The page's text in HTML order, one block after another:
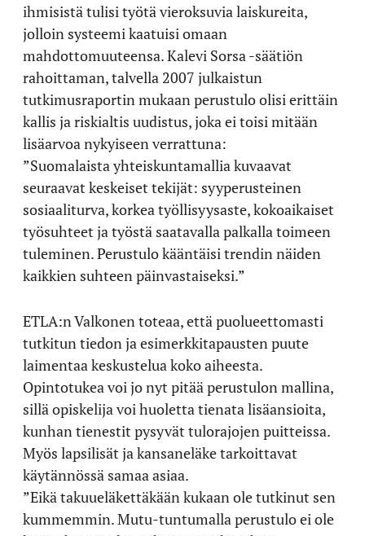
ihmisistä tulisi työtä vieroksuvia laiskureita,
jolloin systeemi kaatuisi omaan
mahdottomuuteensa. Kalevi Sorsa -säätiön
rahoittaman, talvella 2007 julkaistun
tutkimusraportin mukaan perustulo olisi erittäin
kallis ja riskialtis uudistus, joka ei toisi mitään
lisäarvoa nykyiseen verrattuna:
”Suomalaista yhteiskuntamallia kuvaavat
seuraavat keskeiset tekijät: syyperusteinen
sosiaaliturva, korkea työllisyysaste, kokoaikaiset
työsuhteet ja työstä saatavalla palkalla toimeen
tuleminen. Perustulo kääntäisi trendin näiden
kaikkien suhteen päinvastaiseksi.”
ETLA:n Valkonen toteaa, että puolueettomasti
tutkitun tiedon ja esimerkkitapausten puute
laimentaa keskustelua koko aiheesta.
Opintotukea voi jo nyt pitää perustulon mallina,
sillä opiskelija voi huoletta tienata lisäansioita,
kunhan tienestit pysyvät tulorajojen puitteissa.
Myös lapsilisät ja kansaneläke tarkoittavat
käytännössä samaa asiaa.
”Eikä takuueläkettäkään kukaan ole tutkinut sen
kummemmin. Mutu-tuntumalla perustulo ei ole